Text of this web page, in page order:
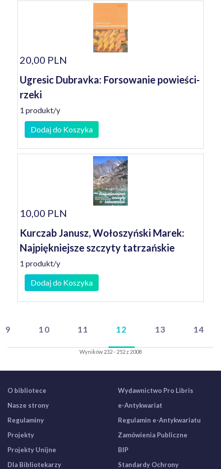
20,00 PLN
Ugresic Dubravka: Forsowanie powieści-
rzeki
1 produkt/y
Dodaj do Koszyka
10,00 PLN
Kurczab Janusz, Wołoszyński Marek:
Najpiękniejsze szczyty tatrzańskie
1 produkt/y
Dodaj do Koszyka
9 10 11 12 13 14
Wyników 232 - 252 z 2008
O bibliotece
Nasze strony
Regulaminy
Projekty
Projekty Unijne
Dla Bibliotekarzy
Wydawnictwo Pro Libris
e-Antykwariat
Regulamin e-Antykwariatu
Zamówienia Publiczne
BIP
Standardy Ochrony